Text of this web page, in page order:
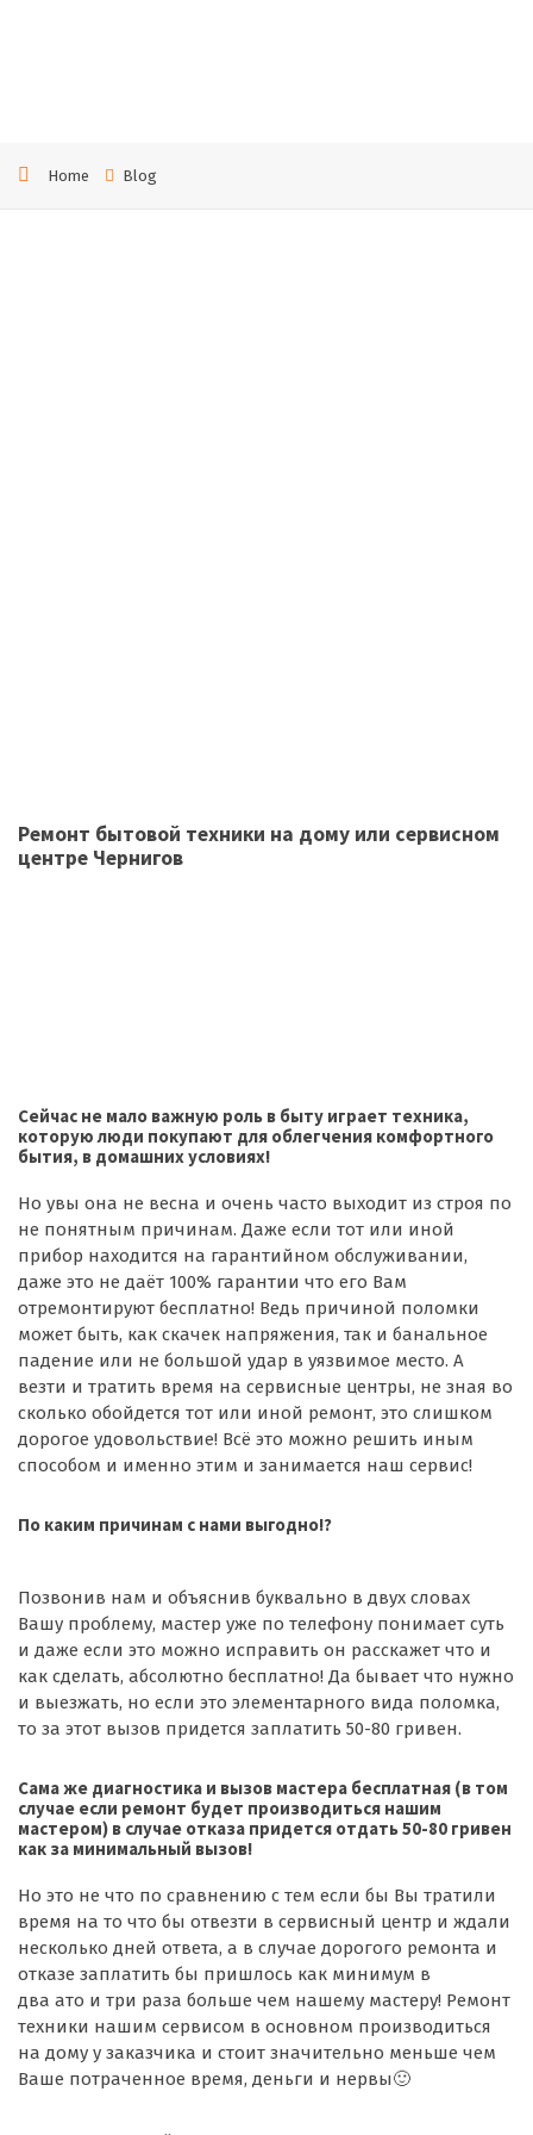
Home Blog
Ремонт бытовой техники на дому или сервисном
центре Чернигов
Сейчас не мало важную роль в быту играет техника,
которую люди покупают для облегчения комфортного
бытия, в домашних условиях!
Но увы она не весна и очень часто выходит из строя по
не понятным причинам. Даже если тот или иной
прибор находится на гарантийном обслуживании,
даже это не даёт 100% гарантии что его Вам
отремонтируют бесплатно! Ведь причиной поломки
может быть, как скачек напряжения, так и банальное
падение или не большой удар в уязвимое место. А
везти и тратить время на сервисные центры, не зная во
сколько обойдется тот или иной ремонт, это слишком
дорогое удовольствие! Всё это можно решить иным
способом и именно этим и занимается наш сервис!
По каким причинам с нами выгодно!?
Позвонив нам и объяснив буквально в двух словах
Вашу проблему, мастер уже по телефону понимает суть
и даже если это можно исправить он расскажет что и
как сделать, абсолютно бесплатно! Да бывает что нужно
и выезжать, но если это элементарного вида поломка,
то за этот вызов придется заплатить 50-80 гривен.
Сама же диагностика и вызов мастера бесплатная (в том
случае если ремонт будет производиться нашим
мастером) в случае отказа придется отдать 50-80 гривен
как за минимальный вызов!
Но это не что по сравнению с тем если бы Вы тратили
время на то что бы отвезти в сервисный центр и ждали
несколько дней ответа, а в случае дорогого ремонта и
отказе заплатить бы пришлось как минимум в
два ато и три раза больше чем нашему мастеру! Ремонт
техники нашим сервисом в основном производиться
на дому у заказчика и стоит значительно меньше чем
Ваше потраченное время, деньги и нервы🙂